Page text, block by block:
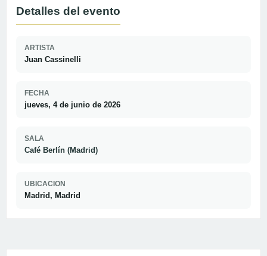
Detalles del evento
ARTISTA
Juan Cassinelli
FECHA
jueves, 4 de junio de 2026
SALA
Café Berlín (Madrid)
UBICACION
Madrid, Madrid